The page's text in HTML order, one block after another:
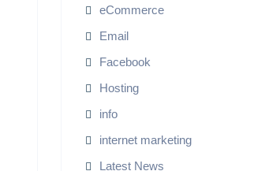
eCommerce
Email
Facebook
Hosting
info
internet marketing
Latest News